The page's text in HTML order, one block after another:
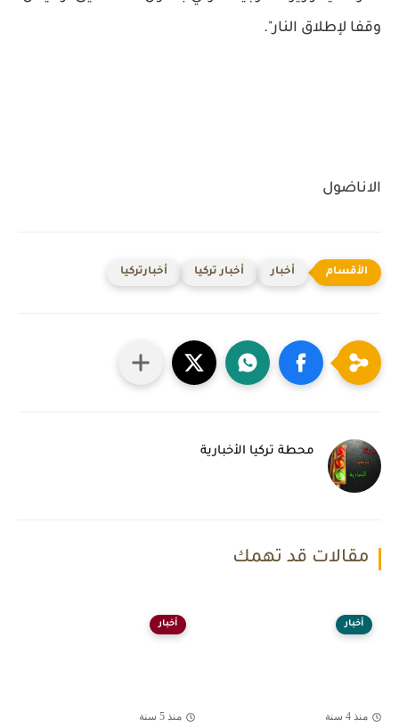
وقفا لإطلاق النار".
الاناضول
أخبار أخبار تركيا أخبارتركيا
محطة تركيا الأخبارية
مقالات قد تهمك
أخبار
منذ 4 سنة
أخبار
منذ 5 سنة